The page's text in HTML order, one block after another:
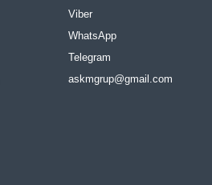
Viber
WhatsApp
Telegram
askmgrup@gmail.com